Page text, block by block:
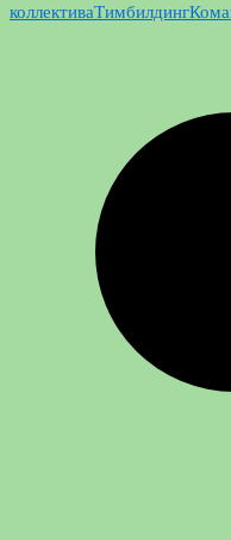
коллективаТимбилдинг